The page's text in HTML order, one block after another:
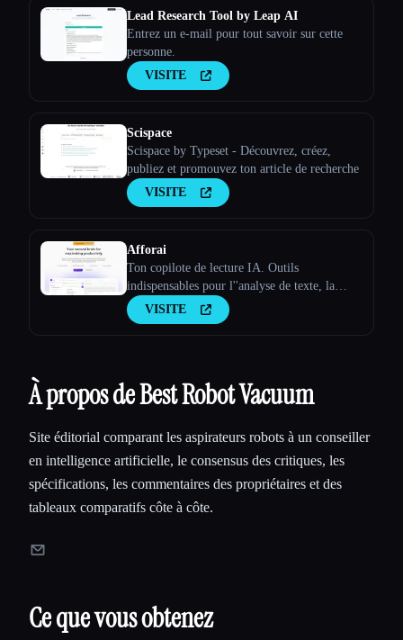
Lead Research Tool by Leap AI
Entrez un e-mail pour tout savoir sur cette
personne.
VISITE
Scispace
Scispace by Typeset - Découvrez, créez,
publiez et promouvez ton article de recherche
VISITE
Afforai
Ton copilote de lecture IA. Outils
indispensables pour l''analyse de texte, la
recherche et la recherche de documents
VISITE
À propos de Best Robot Vacuum
Site éditorial comparant les aspirateurs robots à un conseiller
en intelligence artificielle, le consensus des critiques, les
spécifications, les commentaires des propriétaires et des
tableaux comparatifs côte à côte.
Ce que vous obtenez